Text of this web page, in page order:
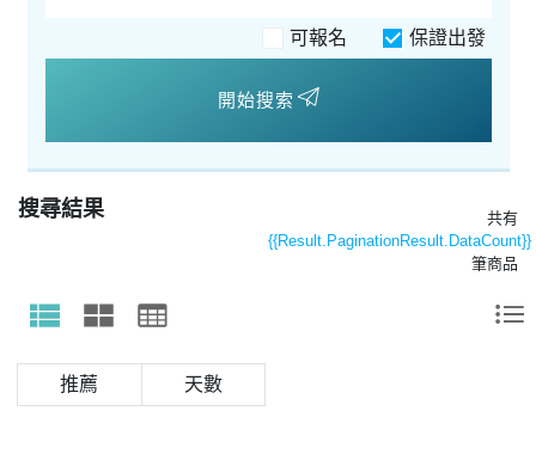
可報名 保證出發
開始搜索
搜尋結果
共有
{{Result.PaginationResult.DataCount}}
筆商品
天數